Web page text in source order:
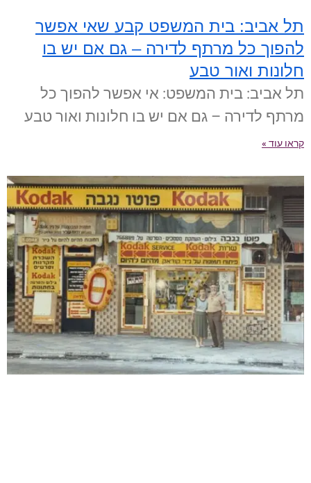
תל אביב: בית המשפט קבע שאי אפשר
להפוך כל מרתף לדירה – גם אם יש בו
חלונות ואור טבע
תל אביב: בית המשפט: אי אפשר להפוך כל
מרתף לדירה – גם אם יש בו חלונות ואור טבע
קראו עוד »